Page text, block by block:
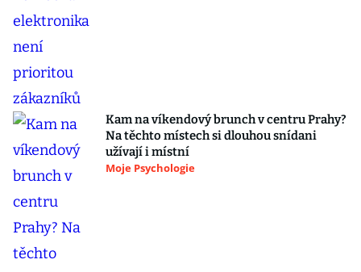
Kam na víkendový brunch v centru Prahy?
Na těchto místech si dlouhou snídani
užívají i místní
Moje Psychologie